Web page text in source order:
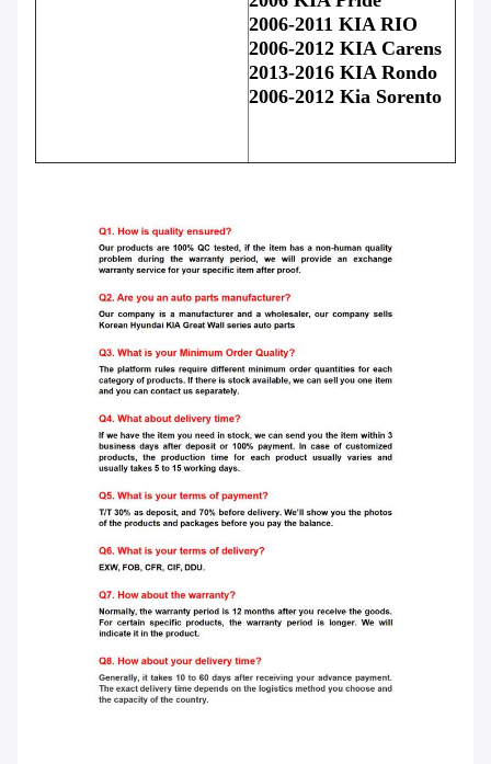
2006-2011 KIA RIO
2006-2012 KIA Carens
2013-2016 KIA Rondo
2006-2012 Kia Sorento